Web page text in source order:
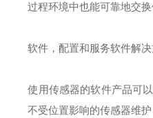
过程环境中也能可靠地交
软件，配置和服务软件解
使用传感器的软件产品可
不受位置影响的传感器维